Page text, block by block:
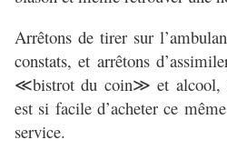
Arrêtons de tirer sur
constats, et arrêtons
≪bistrot du coin≫ et alcool,
est si facile d’acheter ce
service.